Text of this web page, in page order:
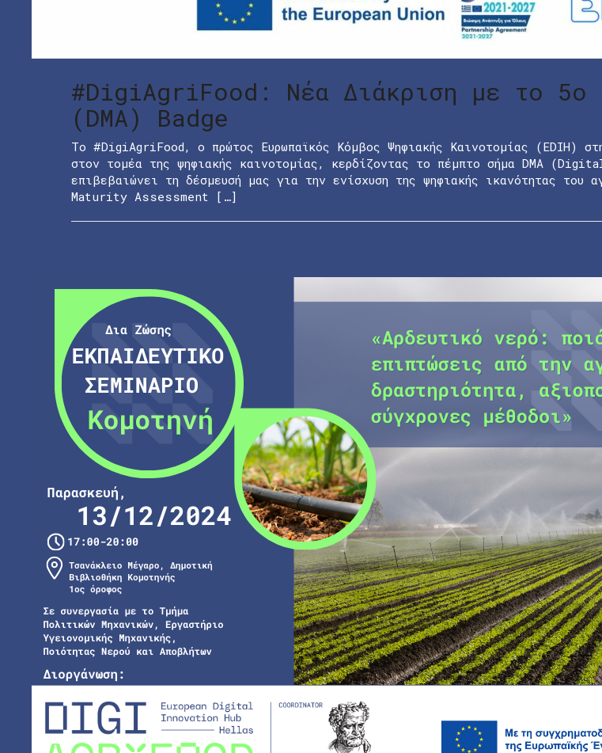
#DigiAgriFood: Νέα Διάκριση με το
(DMA) Badge
Το #DigiAgriFood, ο πρώτος Ευρωπαϊκός Κόμβος Ψηφιακής Καινοτομίας (EDIH)
στον τομέα της ψηφιακής καινοτομίας, κερδίζοντας το πέμπτο σήμα DMA
επιβεβαιώνει τη δέσμευσή μας για την ενίσχυση της ψηφιακής ικανότητας
Maturity Assessment […]